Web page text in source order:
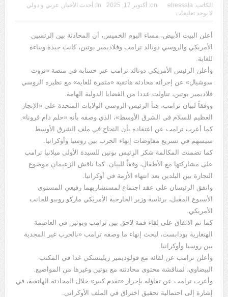
الكاتب: elressala
on: أكتوبر 17, 2025 In: أحدث الأخبار , عربي و دولي
لا يوجد تعليقات
أعلن البيت الأبيض، مساء اليوم الخميس، أن المحادثة بين الرئسين
الأمريكي والروسي دونالد ترامب وفلاديمير بوتين، كانت جيدة وبناءة
للغاية.
وأعلن الرئيس الأمريكي دونالد ترامب عبر حسابه في منصة «تروث
سوشيال» عن إجرائه محادثة هاتفية «مثمرة للغاية» مع نظيره الروسي
فلاديمير بوتين، تناولت عددا من القضايا الدولية الهامة.
ووفقاً لبيان ترامب، هنأ الرئيس الروسي الولايات المتحدة على «الإنجاز
العظيم للسلام في الشرق الأوسط»، الذي وصفه بأنه «حلم دام قرونا».
كما أعرب ترامب عن اعتقاده بأن النجاح في ملف الشرق الأوسط
سيسهم في تسريع مفاوضات إنهاء الحرب بين روسيا وأوكرانيا.
كما تضمنت المكالمة شكر الرئيس بوتين للسيدة الأولى ميلانيا ترامب
على مشاركتها مع الأطفال، وفقاً للبيان. كما ناقش الزعيمان موضوع
التجارة بين البلدين بعد انتهاء الأزمة في أوكرانيا.
واتفق الرئيسان على عقد اجتماع لمستشاريهما رفيعي المستوى
الأسبوع المقبل، برئاسة وزير الخارجية الأمريكي ماركو روبيو للجانب
الأمريكي.
كما تم الاتفاق على لقاء قمة لاحق بين ترامب وبوتين في العاصمة
الهنغارية بودابست، لبحث إنهاء ما وصفه ترامب «بالحرب غير المجدية
بين روسيا وأوكرانيا.
وأعلن ترامب عن لقائه مع فولوديمير زيلينسكي غدا في المكتب
البيضاوي، لمناقشة محتوى محادثته مع بوتين وغيرها من المواضيع.
وأعرب ترامب عن تفاؤله بإحراز «تقدم كبير» خلال المحادثة الهاتفية، في
إشارة إلى احتمالية تحقيق اختراق في الملف الأوكراني.